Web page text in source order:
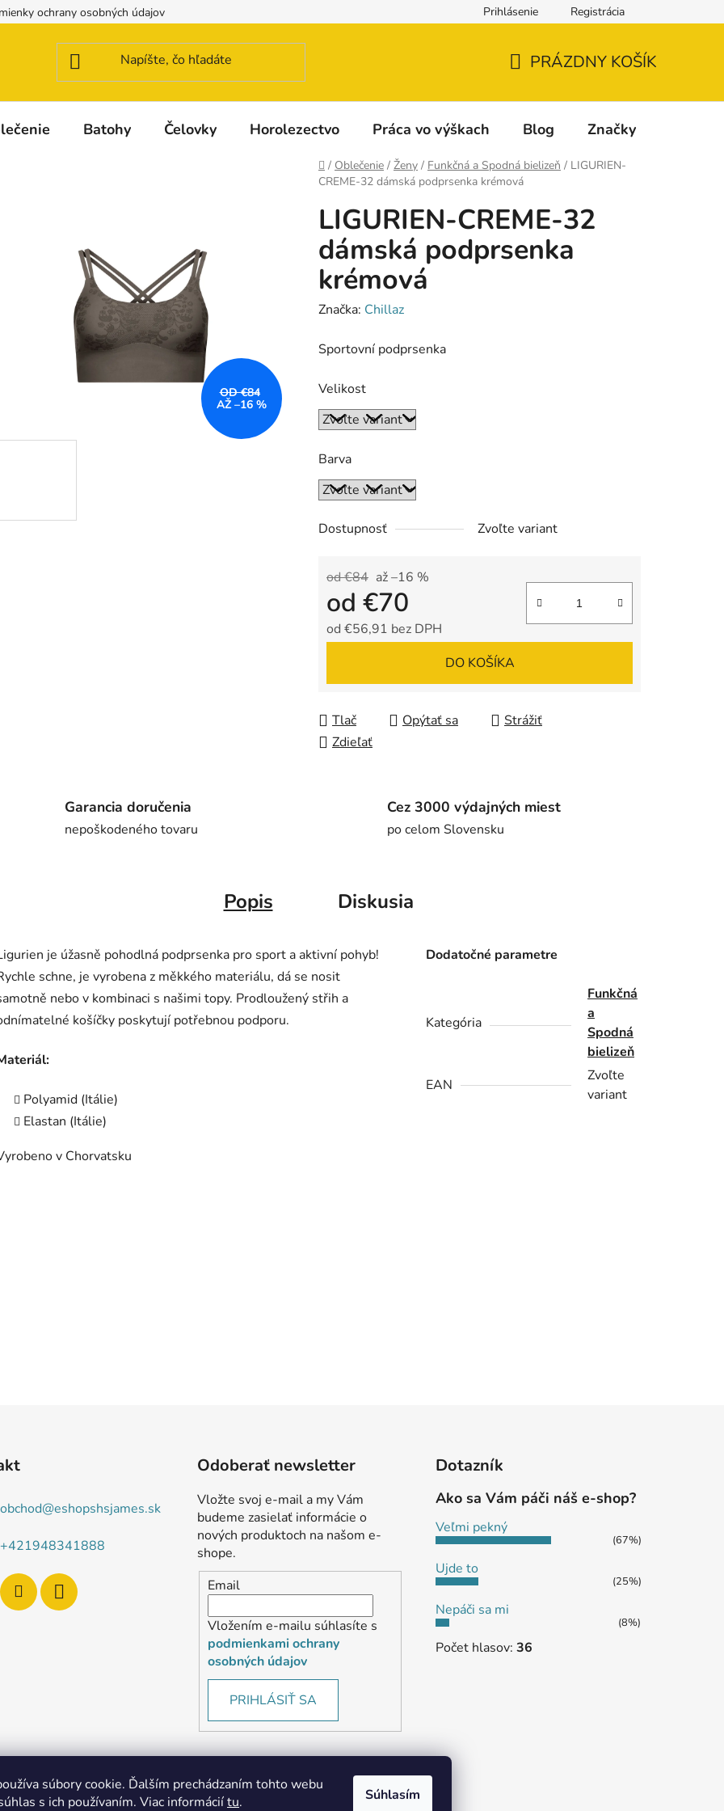
súbory cookie. Ďalším prechádzaním tohto webu
s ich používaním. Viac informáciítu. Súhlasím
ochrany osobných údajov Reklamácia a vrátenie tovaru
Prihlásenie Registrácia
KOŠÍK
PRÁZDNY KOŠÍK
Batohy Čelovky Horolezectvo Práca vo výškach Blog Značky
Domov
/ Oblečenie / Ženy / Funkčná a Spodná bielizeň / LIGURIEN-
CREME-32 dámská podprsenka krémová
LIGURIEN-CREME-32
dámská podprsenka
krémová
Značka: Chillaz
Sportovní podprsenka
Velikost
Barva
Dostupnosť Zvoľte variant
od €84 až –16 %
od €70
od €56,91 bez DPH
DO KOŠÍKA
Tlač Opýtať sa
Strážiť
Zdieľať
OD €84
AŽ –16 %
Garancia doručenia
nepoškodeného tovaru
Cez 3000 výdajných miest
po celom Slovensku
Popis Diskusia
je úžasně pohodlná podprsenka pro sport a aktivní pohyb!
schne, je vyrobena z měkkého materiálu, dá se nosit
nebo v kombinaci s našimi topy. Prodloužený střih a
košíčky poskytují potřebnou podporu.
Polyamid (Itálie)
Elastan (Itálie)
v Chorvatsku
Dodatočné parametre
Kategória
Funkčná
a
Spodná
bielizeň
EAN
Zvoľte
variant
obchod@eshopshsjames.sk
+421948341888
Odoberať newsletter
Vložte svoj e-mail a my Vám
budeme zasielať informácie o
nových produktoch na našom e-
shope.
Email
Vložením e-mailu súhlasíte s
podmienkami ochrany
osobných údajov
PRIHLÁSIŤ SA
Dotazník
Ako sa Vám páči náš e-shop?
Veľmi pekný
(67%)
Ujde to
(25%)
Nepáči sa mi
(8%)
Počet hlasov: 36
MôjPrvýEshop.sk Shoptet.sk